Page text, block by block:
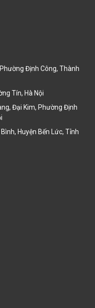
Định Công, Thành
Tín, Hà Nội
Đại Kim, Phường Định
Huyện Bến Lức, Tỉnh